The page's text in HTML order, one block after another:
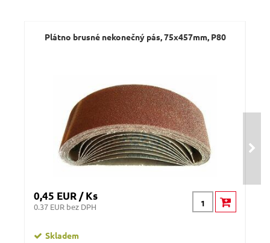
Odeslat dotaz
Plátno brusné nekonečný pás, 75x457mm, P80
0,45 EUR / Ks
0.37 EUR bez DPH
Skladem